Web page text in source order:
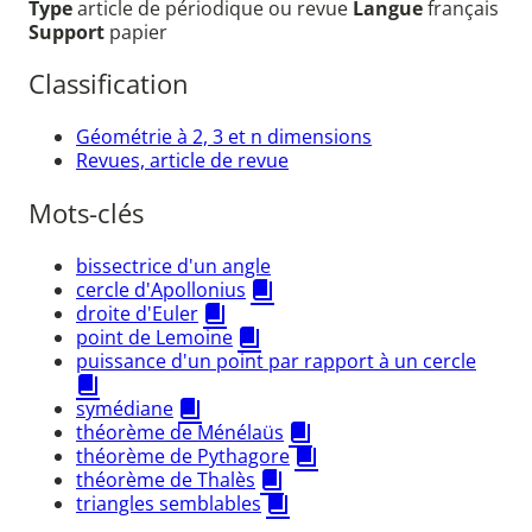
Typearticle de périodique ou revue Languefrançais
Support papier
Classification
Géométrie à 2, 3 et n dimensions
Revues, article de revue
Mots-clés
bissectrice d'un angle
cercle d'Apollonius
droite d'Euler
point de Lemoine
puissance d'un point par rapport à un cercle
symédiane
théorème de Ménélaüs
théorème de Pythagore
théorème de Thalès
triangles semblables